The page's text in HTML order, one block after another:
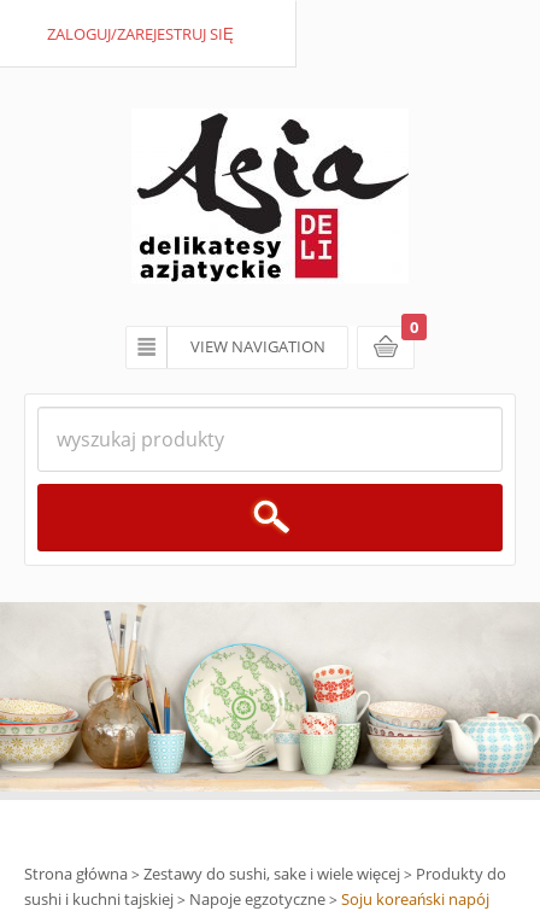
VIEW NAVIGATION
ZALOGUJ/ZAREJESTRUJ SIĘ
koszyk
0
Strona główna> Zestawy do sushi, sake i wiele więcej> Produkty do
sushi i kuchni tajskiej> Napoje egzotyczne> Soju koreański napój